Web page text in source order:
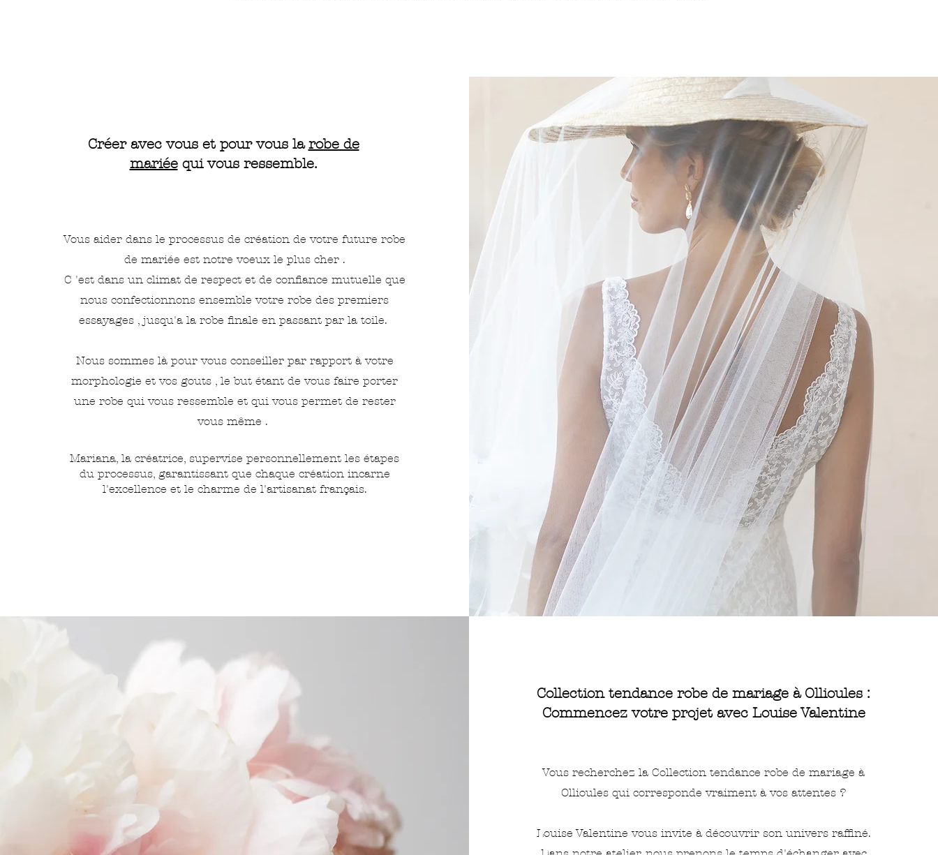
Créer avec vous et pour vous larobe de
mariéequi vous ressemble.
Vous aider dans le processus de création de votre future robe
de mariée est notre voeux le plus cher .
C 'est dans un climat de respect et de confiance mutuelle que
nous confectionnons ensemble votre robe des premiers
essayages , jusqu'a la robe finale en passant par la toile.
Nous sommes là pour vous conseiller par rapport à votre
morphologie et vos gouts , le but étant de vous faire porter
une robe qui vous ressemble et qui vous permet de rester
vous même .
Mariana, la créatrice, supervise personnellement les étapes
du processus, garantissant que chaque création incarne
l'excellence et le charme de l'artisanat français.
Collection tendance robe de mariage à Ollioules :
Commencez votre projet avec Louise Valentine
Vous recherchez la Collection tendance robe de mariage à
Ollioules qui corresponde vraiment à vos attentes ?
Louise Valentine vous invite à découvrir son univers raffiné.